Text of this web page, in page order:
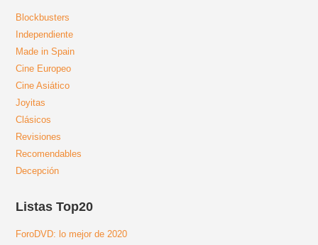
Blockbusters
Independiente
Made in Spain
Cine Europeo
Cine Asiático
Joyitas
Clásicos
Revisiones
Recomendables
Decepción
Listas Top20
ForoDVD: lo mejor de 2020